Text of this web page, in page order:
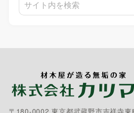
〒180-0002 東京都武蔵野市吉祥寺